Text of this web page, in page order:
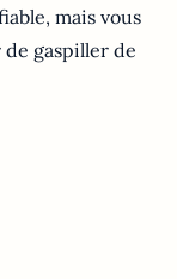
mais vous
gaspiller de